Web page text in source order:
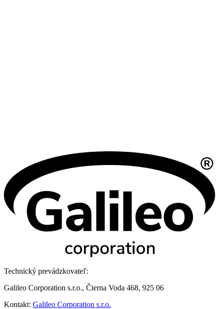
Technický prevádzkovateľ:
Galileo Corporation s.r.o., Čierna Voda 468, 925 06
Kontakt: Galileo Corporation s.r.o.